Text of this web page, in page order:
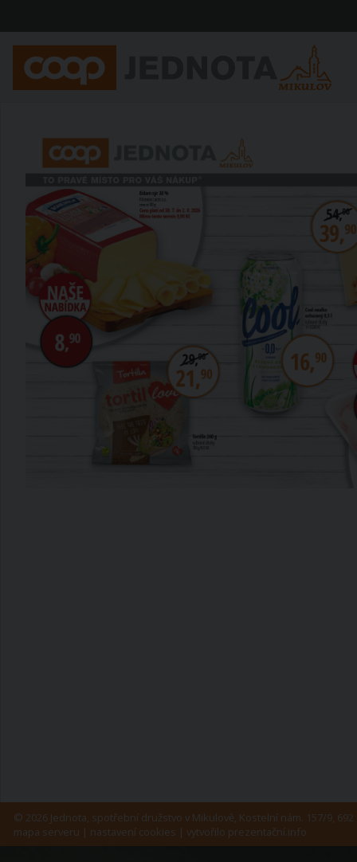
© 2026 Jednota, spotřební družstvo v Mikulově, Kostelní nám. 157/9, 692
mapa serveru | nastavení cookies | vytvořilo prezentační.info